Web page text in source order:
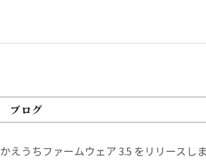
ブログ
かえうちファームウェア 3.5 をリリースし